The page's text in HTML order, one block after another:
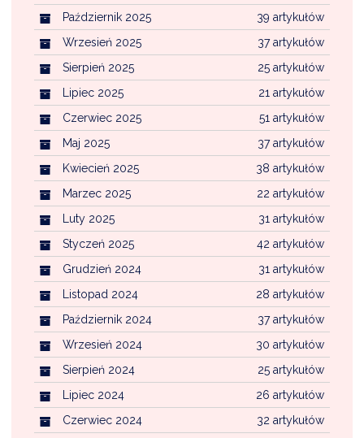
39 artykułów
Październik 2025
37 artykułów
Wrzesień 2025
25 artykułów
Sierpień 2025
21 artykułów
Lipiec 2025
51 artykułów
Czerwiec 2025
37 artykułów
Maj 2025
38 artykułów
Kwiecień 2025
22 artykułów
Marzec 2025
31 artykułów
Luty 2025
42 artykułów
Styczeń 2025
31 artykułów
Grudzień 2024
28 artykułów
Listopad 2024
37 artykułów
Październik 2024
30 artykułów
Wrzesień 2024
25 artykułów
Sierpień 2024
26 artykułów
Lipiec 2024
32 artykułów
Czerwiec 2024